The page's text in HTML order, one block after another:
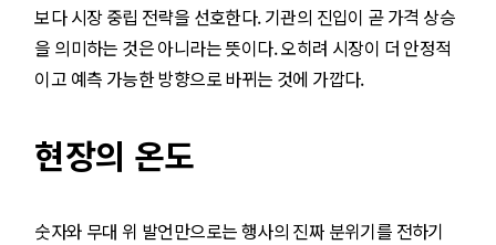
보다 시장 중립 전략을 선호한다. 기관의 진입이 곧 가격 상승
을 의미하는 것은 아니라는 뜻이다. 오히려 시장이 더 안정적
이고 예측 가능한 방향으로 바뀌는 것에 가깝다.
현장의 온도
숫자와 무대 위 발언만으로는 행사의 진짜 분위기를 전하기